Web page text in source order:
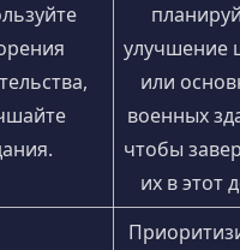
улучшение
или
военных
чтобы
их в этот